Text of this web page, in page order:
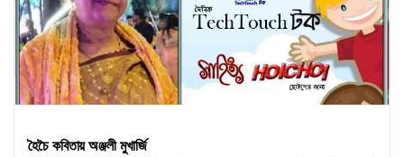
হৈচৈ কবিতায় অঞ্জলী মুখার্জি